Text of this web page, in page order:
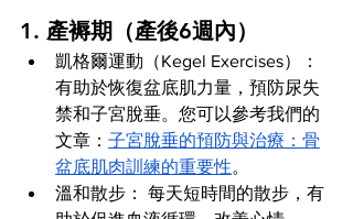
1. 產褥期（產後6週內）
凱格爾運動（Kegel Exercises）：
有助於恢復盆底肌力量，預防尿失
禁和子宮脫垂。您可以參考我們的
文章： 子宮脫垂的預防與治療：骨
盆底肌肉訓練的重要性。
溫和散步： 每天短時間的散步，有